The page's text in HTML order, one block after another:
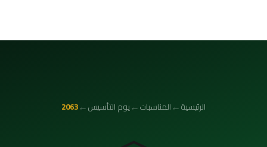
الرئيسية←المناسبات←يوم التأسيس←
2063